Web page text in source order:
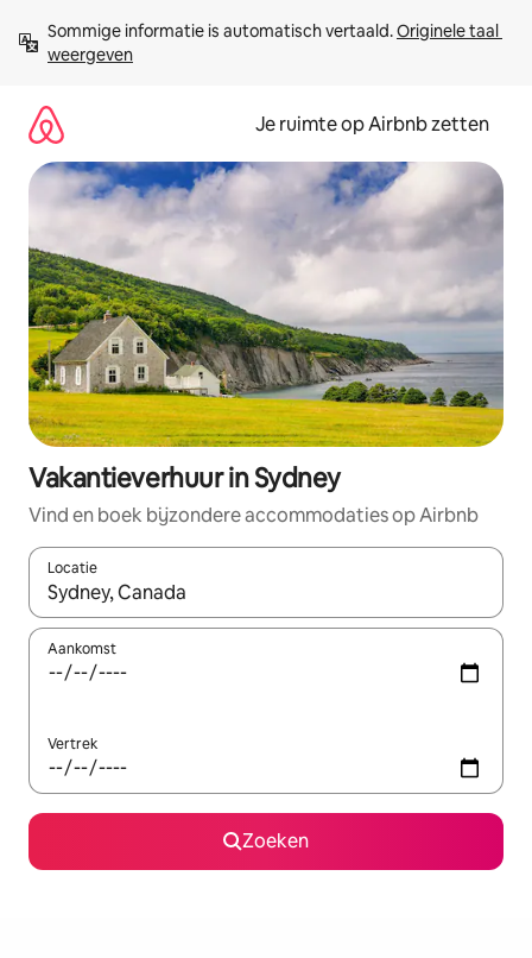
direct
naar
Sommige informatie is automatisch vertaald. Originele taal
weergeven
Je ruimte op Airbnb zetten
Vakantieverhuur in Sydney
Vind en boek bijzondere accommodaties op Airbnb
Locatie
Wanneer er suggesties beschikbaar zijn, maak je een keuze
Aankomst
Vertrek
Zoeken